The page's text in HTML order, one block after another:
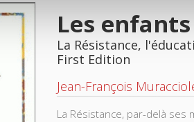
Les
La Résistance,
First Edition
Jean-François
La Résistance, par-delà